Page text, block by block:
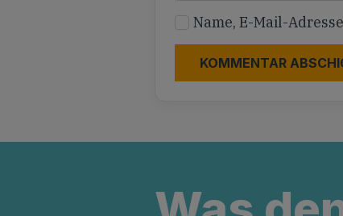
Name, E-Mail-